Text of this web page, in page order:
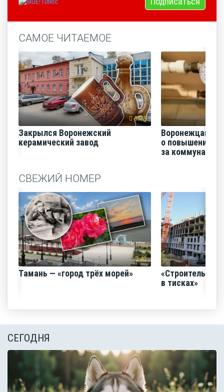
САМОЕ ЧИТАЕМОЕ
5528
Закрылся Воронежский
керамический завод
Воронежцам
о повышении
за
СВЕЖИЙ НОМЕР
40
Тамань — «город трёх морей»
«Строительный
в тисках»
СЕГОДНЯ